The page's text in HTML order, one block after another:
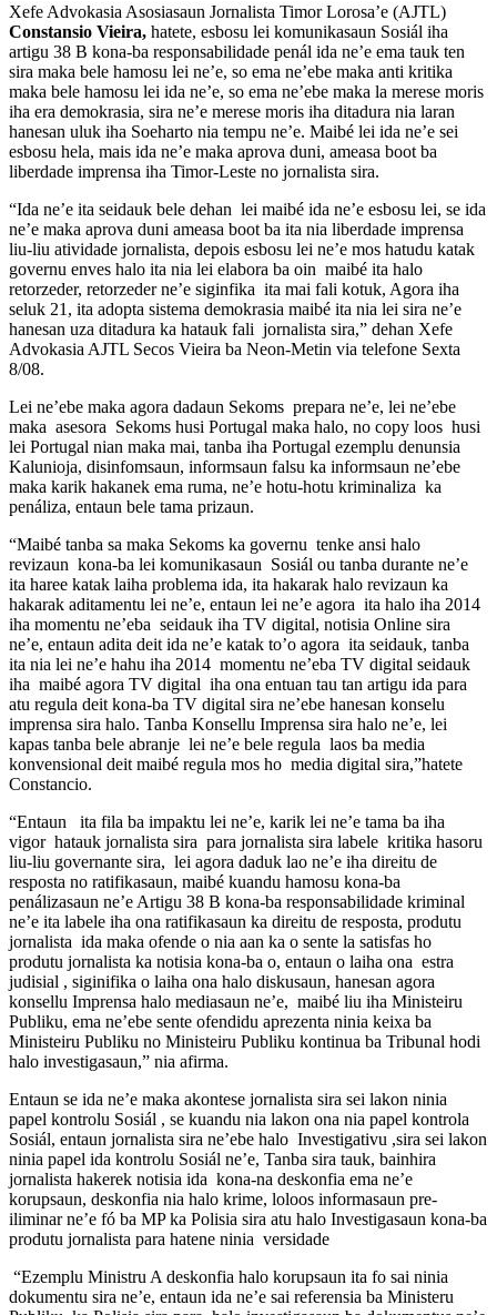
Xefe Advokasia Asosiasaun Jornalista Timor Lorosa’e (AJTL)
Constansio Vieira, hatete, esbosu lei komunikasaun Sosiál iha
artigu 38 B kona-ba responsabilidade penál ida ne’e ema tauk ten
sira maka bele hamosu lei ne’e, so ema ne’ebe maka anti kritika
maka bele hamosu lei ida ne’e, so ema ne’ebe maka la merese moris
iha era demokrasia, sira ne’e merese moris iha ditadura nia laran
hanesan uluk iha Soeharto nia tempu ne’e. Maibé lei ida ne’e sei
esbosu hela, mais ida ne’e maka aprova duni, ameasa boot ba
liberdade imprensa iha Timor-Leste no jornalista sira.
“Ida ne’e ita seidauk bele dehan lei maibé ida ne’e esbosu lei, se ida
ne’e maka aprova duni ameasa boot ba ita nia liberdade imprensa
liu-liu atividade jornalista, depois esbosu lei ne’e mos hatudu katak
governu enves halo ita nia lei elabora ba oin maibé ita halo
retorzeder, retorzeder ne’e siginfika ita mai fali kotuk, Agora iha
seluk 21, ita adopta sistema demokrasia maibé ita nia lei sira ne’e
hanesan uza ditadura ka hatauk fali jornalista sira,” dehan Xefe
Advokasia AJTL Secos Vieira ba Neon-Metin via telefone Sexta
8/08.
Lei ne’ebe maka agora dadaun Sekoms prepara ne’e, lei ne’ebe
maka asesora Sekoms husi Portugal maka halo, no copy loos husi
lei Portugal nian maka mai, tanba iha Portugal ezemplu denunsia
Kalunioja, disinfomsaun, informsaun falsu ka informsaun ne’ebe
maka karik hakanek ema ruma, ne’e hotu-hotu kriminaliza ka
penáliza, entaun bele tama prizaun.
“Maibé tanba sa maka Sekoms ka governu tenke ansi halo
revizaun kona-ba lei komunikasaun Sosiál ou tanba durante ne’e
ita haree katak laiha problema ida, ita hakarak halo revizaun ka
hakarak aditamentu lei ne’e, entaun lei ne’e agora ita halo iha 2014
iha momentu ne’eba seidauk iha TV digital, notisia Online sira
ne’e, entaun adita deit ida ne’e katak to’o agora ita seidauk, tanba
ita nia lei ne’e hahu iha 2014 momentu ne’eba TV digital seidauk
iha maibé agora TV digital iha ona entuan tau tan artigu ida para
atu regula deit kona-ba TV digital sira ne’ebe hanesan konselu
imprensa sira halo. Tanba Konsellu Imprensa sira halo ne’e, lei
kapas tanba bele abranje lei ne’e bele regula laos ba media
konvensional deit maibé regula mos ho media digital sira,”hatete
Constancio.
“Entaun ita fila ba impaktu lei ne’e, karik lei ne’e tama ba iha
vigor hatauk jornalista sira para jornalista sira labele kritika hasoru
liu-liu governante sira, lei agora daduk lao ne’e iha direitu de
resposta no ratifikasaun, maibé kuandu hamosu kona-ba
penálizasaun ne’e Artigu 38 B kona-ba responsabilidade kriminal
ne’e ita labele iha ona ratifikasaun ka direitu de resposta, produtu
jornalista ida maka ofende o nia aan ka o sente la satisfas ho
produtu jornalista ka notisia kona-ba o, entaun o laiha ona estra
judisial , siginifika o laiha ona halo diskusaun, hanesan agora
konsellu Imprensa halo mediasaun ne’e, maibé liu iha Ministeiru
Publiku, ema ne’ebe sente ofendidu aprezenta ninia keixa ba
Ministeiru Publiku no Ministeiru Publiku kontinua ba Tribunal hodi
halo investigasaun,” nia afirma.
Entaun se ida ne’e maka akontese jornalista sira sei lakon ninia
papel kontrolu Sosiál , se kuandu nia lakon ona nia papel kontrola
Sosiál, entaun jornalista sira ne’ebe halo Investigativu ,sira sei lakon
ninia papel ida kontrolu Sosiál ne’e, Tanba sira tauk, bainhira
jornalista hakerek notisia ida kona-na deskonfia ema ne’e
korupsaun, deskonfia nia halo krime, loloos informasaun pre-
iliminar ne’e fó ba MP ka Polisia sira atu halo Investigasaun kona-ba
produtu jornalista para hatene ninia versidade
“Ezemplu Ministru A deskonfia halo korupsaun ita fo sai ninia
dokumentu sira ne’e, entaun ida ne’e sai referensia ba Ministeru